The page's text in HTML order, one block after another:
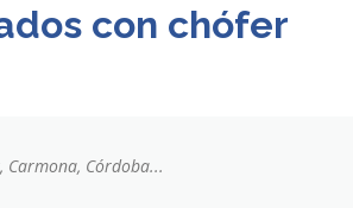
con chófer
Carmona, Córdoba...